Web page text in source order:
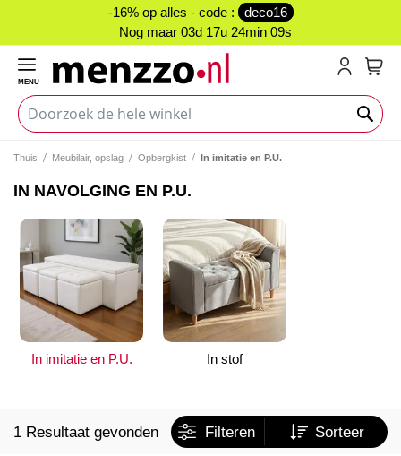
-16% op alles - code :
deco16
Nog maar 03d 17u 24min 09s
MENU
Thuis Meubilair, opslag Opbergkist In imitatie en P.U.
IN NAVOLGING EN P.U.
In imitatie en P.U. In stof
1 Resultaat gevonden Filteren Sorteer